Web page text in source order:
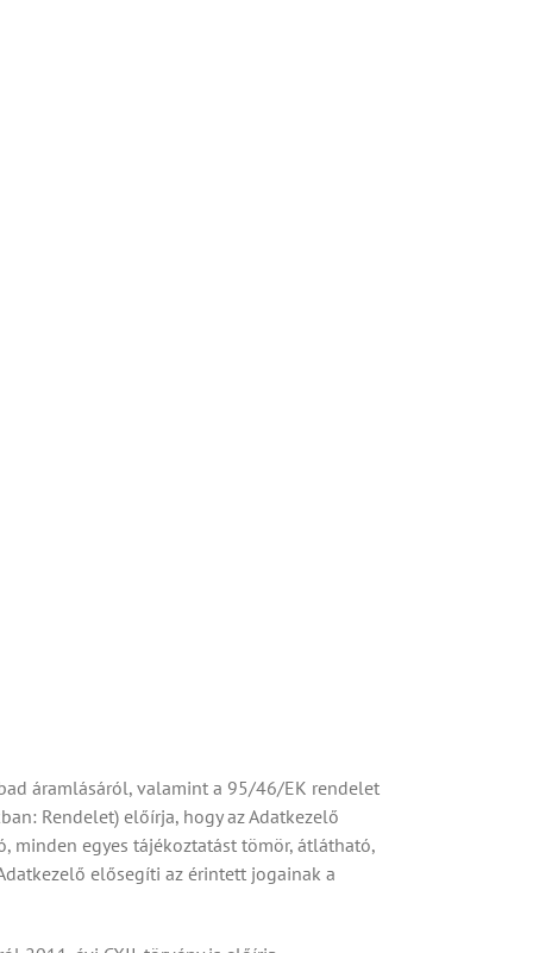
áramlásáról, valamint a 95/46/EK rendelet
Rendelet) előírja, hogy az Adatkezelő
minden egyes tájékoztatást tömör, átlátható,
elősegíti az érintett jogainak a